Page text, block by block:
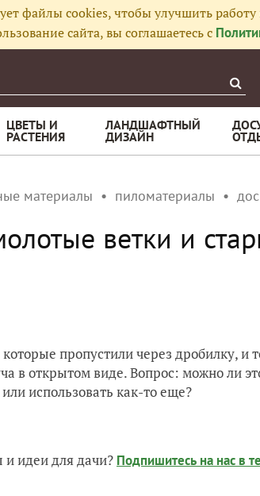
файлы cookies, чтобы улучшить
сайта, вы соглашаетесь с
ЦВЕТЫ И
РАСТЕНИЯ
ЛАНДШАФТНЫЙ
ДИЗАЙН
материалы пиломатериалы
ветки и
пропустили через дробилку, и
в открытом виде. Вопрос: можно ли
использовать как-то еще?
и идеи для дачи? Подпишитесь на нас в